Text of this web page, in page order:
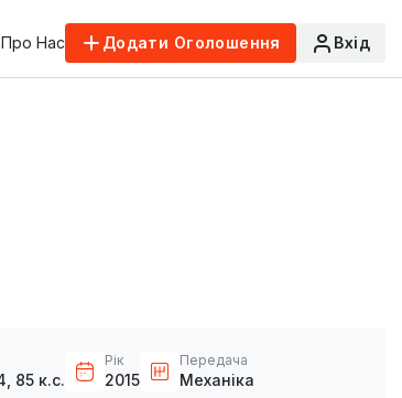
Про Нас Додати Оголошення Вхід
85 к.с.
Рік
2015
Передача
Механіка